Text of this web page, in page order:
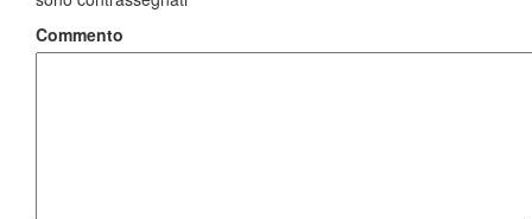
Commento